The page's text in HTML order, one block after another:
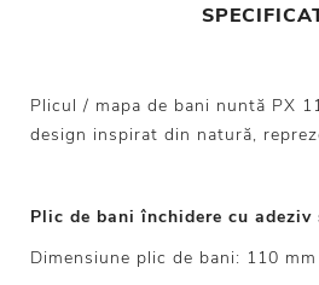
Plicul / mapa de bani nuntă PX
design inspirat din natură,
Plic de bani închidere cu
Dimensiune plic de bani: 110